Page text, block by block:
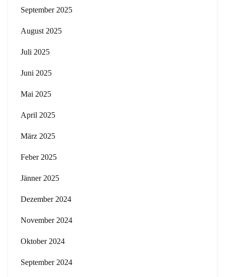
September 2025
August 2025
Juli 2025
Juni 2025
Mai 2025
April 2025
März 2025
Feber 2025
Jänner 2025
Dezember 2024
November 2024
Oktober 2024
September 2024